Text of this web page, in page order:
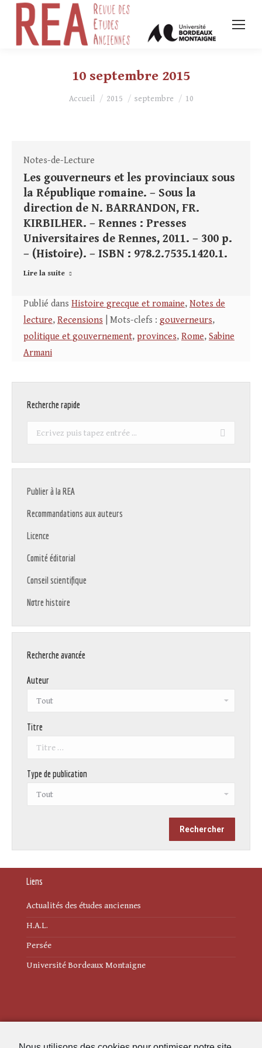
10 septembre 2015
Vous êtes ici :
Accueil 2015 septembre 10
Notes-de-Lecture
Les gouverneurs et les provinciaux sous
la République romaine. – Sous la
direction de N. BARRANDON, FR.
KIRBILHER. – Rennes : Presses
Universitaires de Rennes, 2011. – 300 p.
– (Histoire). – ISBN : 978.2.7535.1420.1.
Lire la suite
Publié dans Histoire grecque et romaine, Notes de
lecture, Recensions | Mots-clefs : gouverneurs,
politique et gouvernement, provinces, Rome, Sabine
Armani
Recherche rapide
Recherche
Publier à la REA
Recommandations aux auteurs
Licence
Comité éditorial
Conseil scientifique
Notre histoire
Recherche avancée
Auteur
Titre
Type de publication
Liens
Actualités des études anciennes
H.A.L.
Persée
Université Bordeaux Montaigne